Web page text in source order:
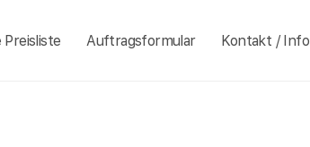
Preisliste Auftragsformular Kontakt / Info